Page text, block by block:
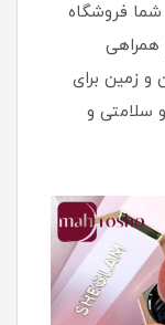
شما فروشگاه
همراهی
و زمین برای
سلامتی و